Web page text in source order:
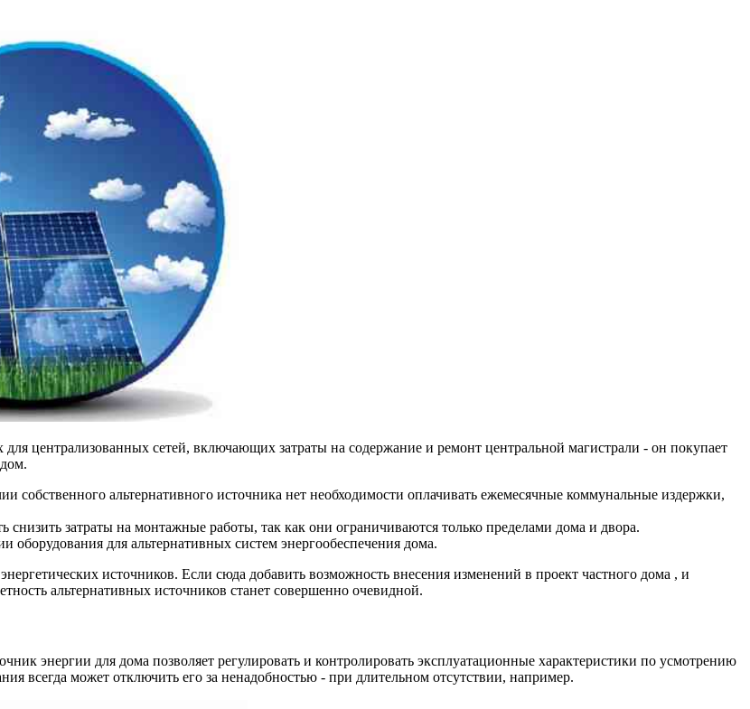
централизованных сетей, включающих затраты на содержание и ремонт центральной магистрали - он покупает
альтернативного источника нет необходимости оплачивать ежемесячные коммунальные издержки,
затраты на монтажные работы, так как они ограничиваются только пределами дома и двора.
оборудования для альтернативных систем энергообеспечения дома.
источников. Если сюда добавить возможность внесения изменений в проект частного дома , и
альтернативных источников станет совершенно очевидной.
энергии для дома позволяет регулировать и контролировать эксплуатационные характеристики по усмотрению
всегда может отключить его за ненадобностью - при длительном отсутствии, например.